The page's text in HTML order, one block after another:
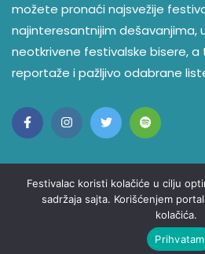
možete pronaći najsvežije
najinteresantnijim dešavanjima,
neotkrivene festivalske bisere, a
reportaže i pažljivo odabrane
© Copyright 2023 Festivalac. Sva Prava
Politika privatnosti
Festivalac koristi kolačiće u cilju
sadržaja sajta. Korišćenjem
kolačića.
Prihvatam